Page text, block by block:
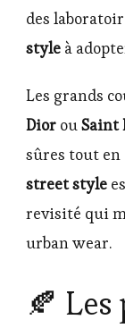
des
style à
Les grands
Dior ouSaint
sûres tout en
street style
revisité qui
urban wear.
🍂 Les